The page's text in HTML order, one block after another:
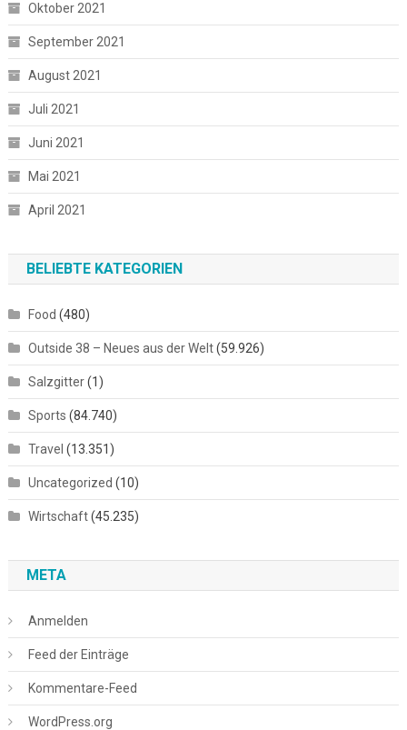
Oktober 2021
September 2021
August 2021
Juli 2021
Juni 2021
Mai 2021
April 2021
BELIEBTE KATEGORIEN
Food (480)
Outside 38 – Neues aus der Welt(59.926)
Salzgitter(1)
Sports (84.740)
Travel (13.351)
Uncategorized (10)
Wirtschaft(45.235)
META
Anmelden
Feed der Einträge
Kommentare-Feed
WordPress.org